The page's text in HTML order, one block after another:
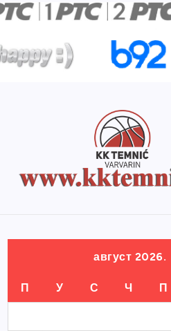
август 2026.
П У С Ч П